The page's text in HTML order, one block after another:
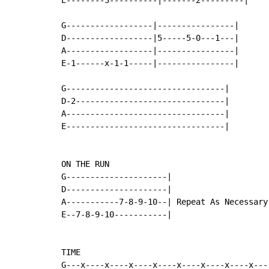
G------------------|----------------|
D------------------|5-----5-0---1---|
A------------------|----------------|
E-1------x-1-1-----|----------------|
G---------------------------------|
D-2-------------------------------|
A---------------------------------|
E---------------------------------|
ON THE RUN
G---------------------|
D---------------------|
A-----------7-8-9-10--| Repeat As Necessary
E--7-8-9-10-----------|
TIME
G---x----x----x----x----x----x----x----